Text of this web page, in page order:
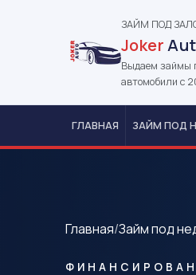
ЗАЙМ ПОД
Joker
Выдаем займы
автомобили с
ГЛАВНАЯ ЗАЙМ ПОД
Главная/Займ под